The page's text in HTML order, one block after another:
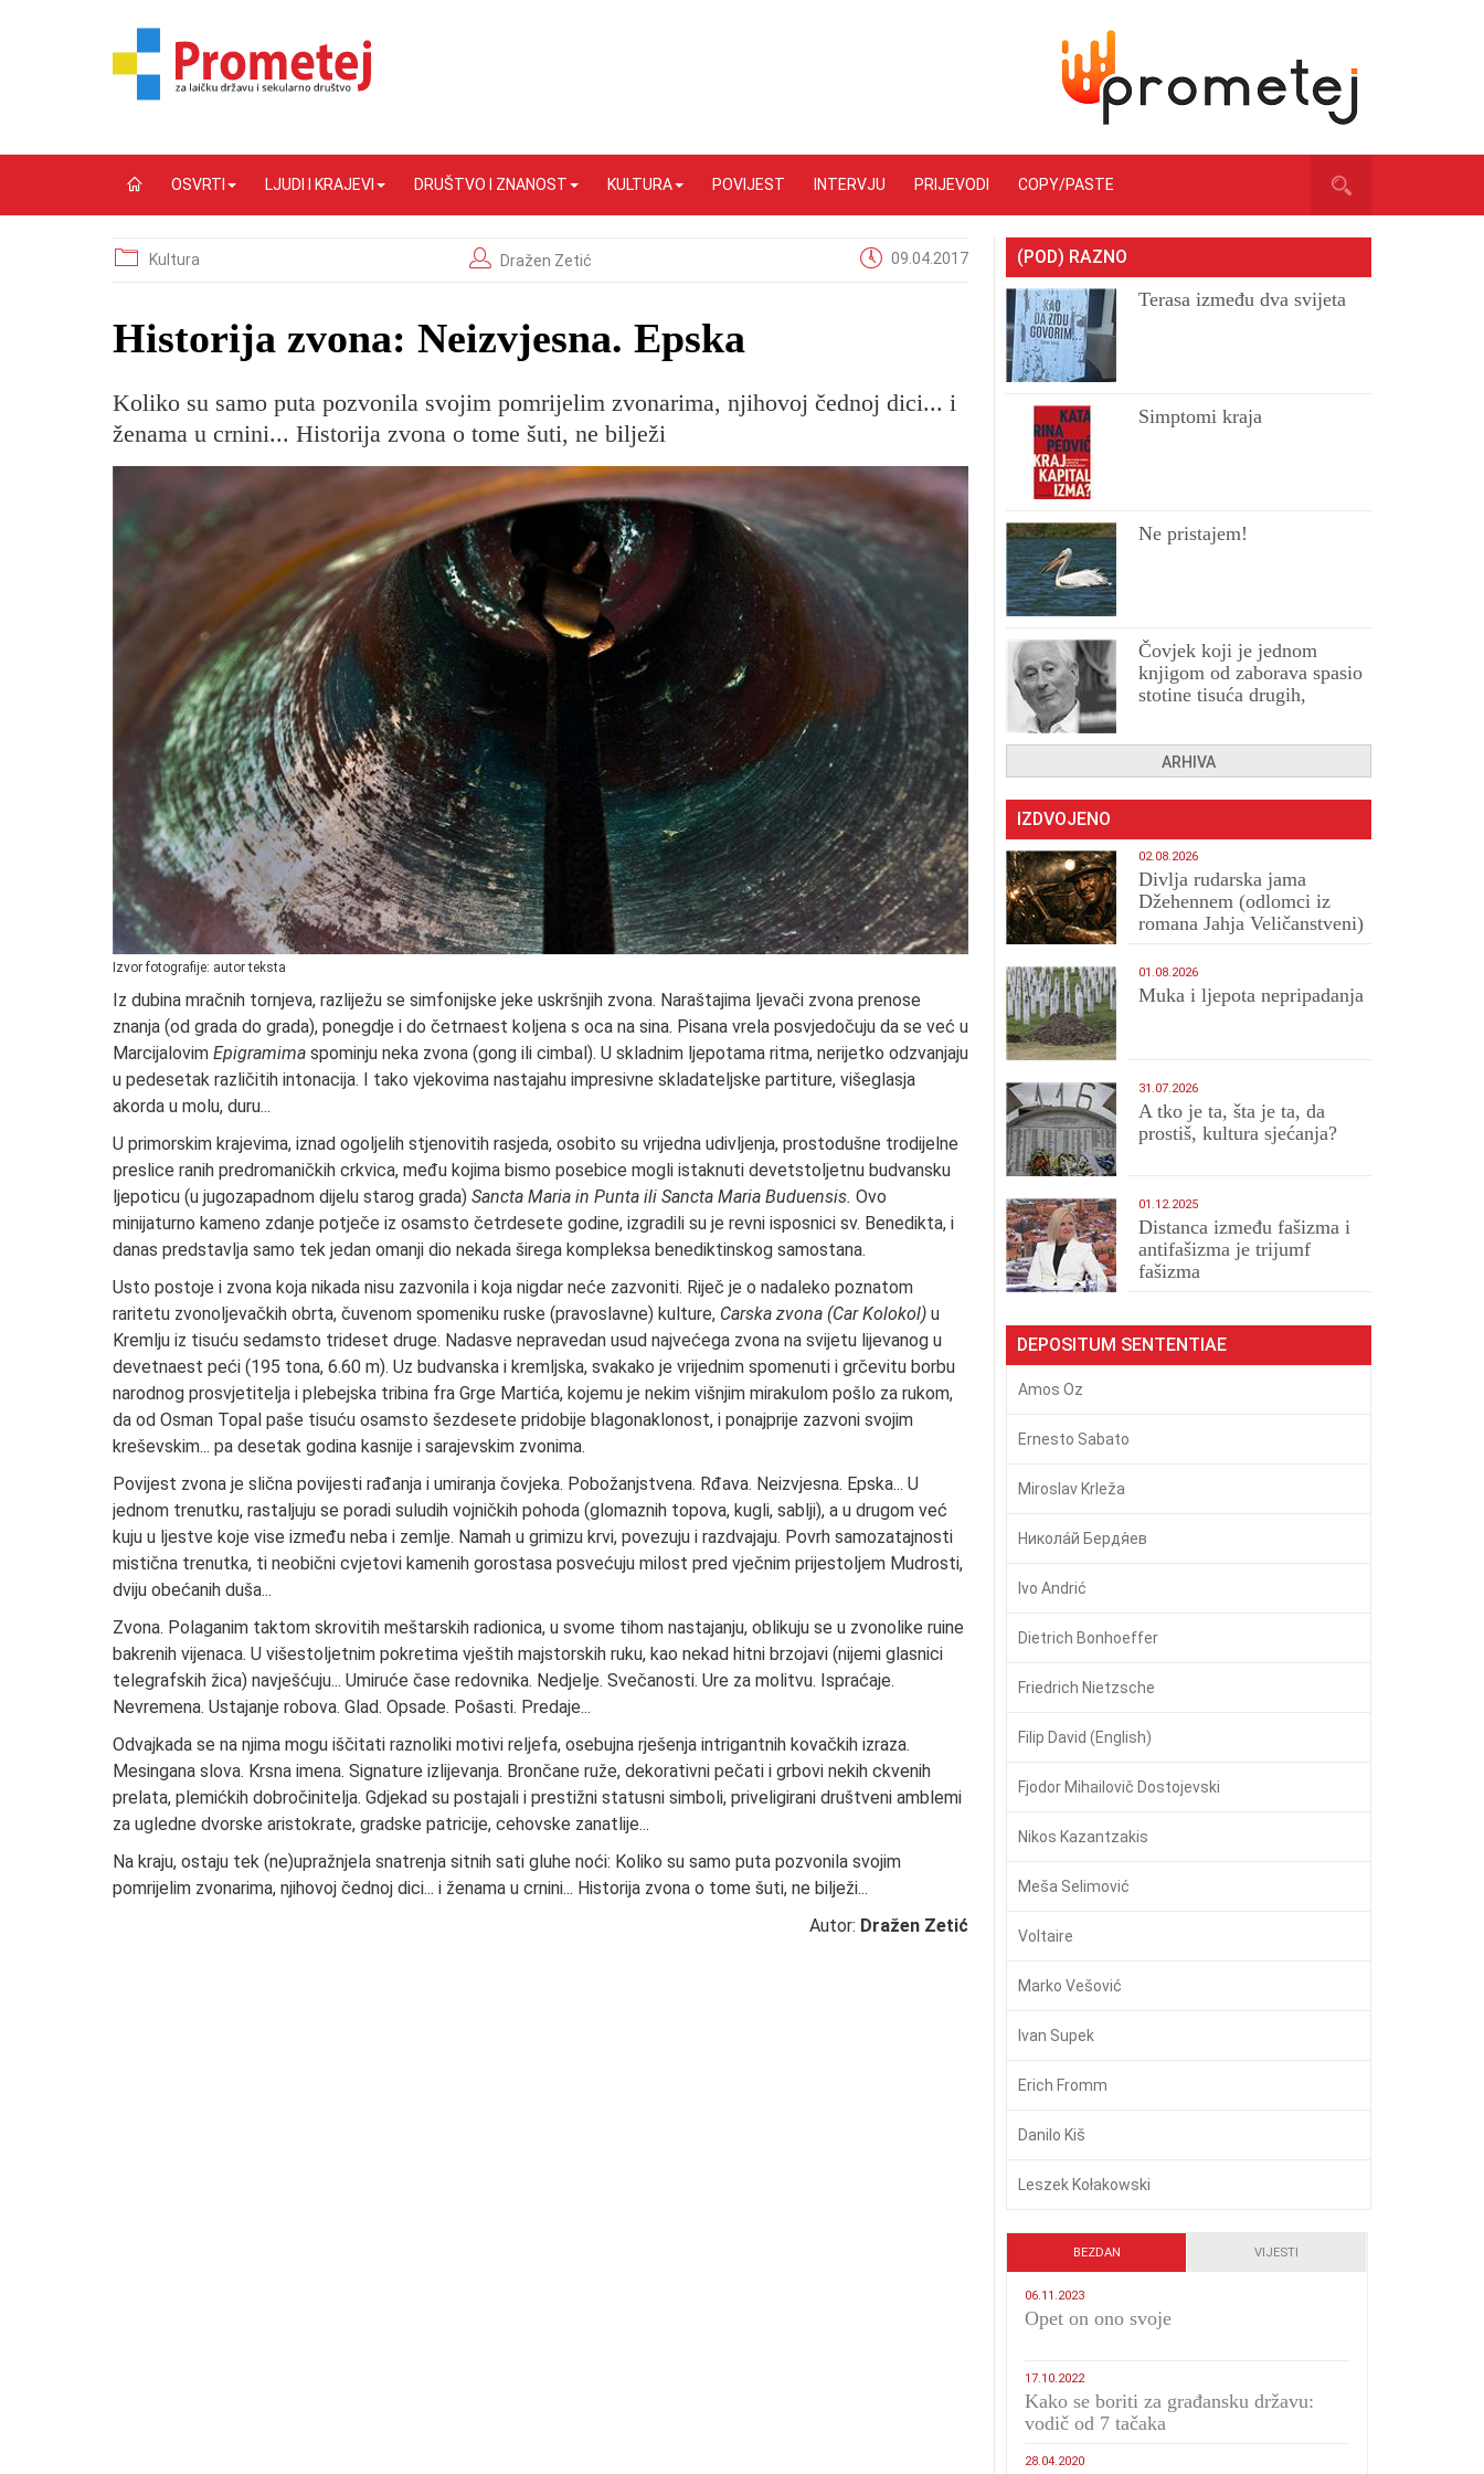
OSVRTI LJUDI I KRAJEVI DRUŠTVO I ZNANOST KULTURA POVIJEST INTERVJU PRIJEVODI COPY/PASTE
Kultura Dražen Zetić 09.04.2017
Historija zvona: Neizvjesna. Epska
Koliko su samo puta pozvonila svojim pomrijelim zvonarima, njihovoj čednoj dici... i
ženama u crnini... Historija zvona o tome šuti, ne bilježi
Izvor fotografije: autor teksta
Iz dubina mračnih tornjeva, razliježu se simfonijske jeke uskršnjih zvona. Naraštajima ljevači zvona prenose
znanja (od grada do grada), ponegdje i do četrnaest koljena s oca na sina. Pisana vrela posvjedočuju da se već u
Marcijalovim Epigramima spominju neka zvona (gong ili cimbal). U skladnim ljepotama ritma, nerijetko odzvanjaju
u pedesetak različitih intonacija. I tako vjekovima nastajahu impresivne skladateljske partiture, višeglasja
akorda u molu, duru...
U primorskim krajevima, iznad ogoljelih stjenovitih rasjeda, osobito su vrijedna udivljenja, prostodušne trodijelne
preslice ranih predromaničkih crkvica, među kojima bismo posebice mogli istaknuti devetstoljetnu budvansku
ljepoticu (u jugozapadnom dijelu starog grada) Sancta Maria in Punta ili Sancta Maria Buduensis. Ovo
minijaturno kameno zdanje potječe iz osamsto četrdesete godine, izgradili su je revni isposnici sv. Benedikta, i
danas predstavlja samo tek jedan omanji dio nekada širega kompleksa benediktinskog samostana.
Usto postoje i zvona koja nikada nisu zazvonila i koja nigdar neće zazvoniti. Riječ je o nadaleko poznatom
raritetu zvonoljevačkih obrta, čuvenom spomeniku ruske (pravoslavne) kulture, Carska zvona (Car Kolokol) u
Kremlju iz tisuću sedamsto trideset druge. Nadasve nepravedan usud najvećega zvona na svijetu lijevanog u
devetnaest peći (195 tona, 6.60 m). Uz budvanska i kremljska, svakako je vrijednim spomenuti i grčevitu borbu
narodnog prosvjetitelja i plebejska tribina fra Grge Martića, kojemu je nekim višnjim mirakulom pošlo za rukom,
da od Osman Topal paše tisuću osamsto šezdesete pridobije blagonaklonost, i ponajprije zazvoni svojim
kreševskim... pa desetak godina kasnije i sarajevskim zvonima.
Povijest zvona je slična povijesti rađanja i umiranja čovjeka. Pobožanjstvena. Rđava. Neizvjesna. Epska... U
jednom trenutku, rastaljuju se poradi suludih vojničkih pohoda (glomaznih topova, kugli, sablji), a u drugom već
kuju u ljestve koje vise između neba i zemlje. Namah u grimizu krvi, povezuju i razdvajaju. Povrh samozatajnosti
mistična trenutka, ti neobični cvjetovi kamenih gorostasa posvećuju milost pred vječnim prijestoljem Mudrosti,
dviju obećanih duša...
Zvona. Polaganim taktom skrovitih meštarskih radionica, u svome tihom nastajanju, oblikuju se u zvonolike ruine
bakrenih vijenaca. U višestoljetnim pokretima vještih majstorskih ruku, kao nekad hitni brzojavi (nijemi glasnici
telegrafskih žica) navješćuju... Umiruće čase redovnika. Nedjelje. Svečanosti. Ure za molitvu. Ispraćaje.
Nevremena. Ustajanje robova. Glad. Opsade. Pošasti. Predaje...
Odvajkada se na njima mogu iščitati raznoliki motivi reljefa, osebujna rješenja intrigantnih kovačkih izraza.
Mesingana slova. Krsna imena. Signature izlijevanja. Brončane ruže, dekorativni pečati i grbovi nekih ckvenih
prelata, plemićkih dobročinitelja. Gdjekad su postajali i prestižni statusni simboli, priveligirani društveni amblemi
za ugledne dvorske aristokrate, gradske patricije, cehovske zanatlije...
Na kraju, ostaju tek (ne)upražnjela snatrenja sitnih sati gluhe noći: Koliko su samo puta pozvonila svojim
pomrijelim zvonarima, njihovoj čednoj dici... i ženama u crnini... Historija zvona o tome šuti, ne bilježi...
Autor: Dražen Zetić
(POD) RAZNO
Terasa između dva svijeta
Simptomi kraja
Ne pristajem!
Čovjek koji je jednom
knjigom od zaborava spasio
stotine tisuća drugih,
ARHIVA
IZDVOJENO
02.08.2026
Divlja rudarska jama
Džehennem (odlomci iz
romana Jahja Veličanstveni)
01.08.2026
Muka i ljepota nepripadanja
31.07.2026
A tko je ta, šta je ta, da
prostiš, kultura sjećanja?
01.12.2025
Distanca između fašizma i
antifašizma je trijumf
fašizma
DEPOSITUM SENTENTIAE
Amos Oz
Ernesto Sabato
Miroslav Krleža
Никола́й Бердя́ев
Ivo Andrić
Dietrich Bonhoeffer
Friedrich Nietzsche
Filip David (English)
Fjodor Mihailovič Dostojevski
Nikos Kazantzakis
Meša Selimović
Voltaire
Marko Vešović
Ivan Supek
Erich Fromm
Danilo Kiš
Leszek Kołakowski
BEZDAN VIJESTI
06.11.2023
​Opet on ono svoje
17.10.2022
Kako se boriti za građansku državu:
vodič od 7 tačaka
28.04.2020